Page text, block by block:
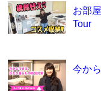
お部
Tour
今か